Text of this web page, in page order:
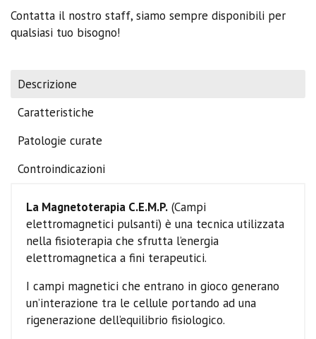
Contatta il nostro staff, siamo sempre disponibili per
qualsiasi tuo bisogno!
Descrizione
Caratteristiche
Patologie curate
Controindicazioni
La Magnetoterapia C.E.M.P. (Campi
elettromagnetici pulsanti) è una tecnica utilizzata
nella fisioterapia che sfrutta l’energia
elettromagnetica a fini terapeutici.
I campi magnetici che entrano in gioco generano
un’interazione tra le cellule portando ad una
rigenerazione dell’equilibrio fisiologico.